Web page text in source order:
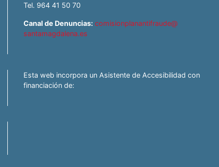
Tel. 964 41 50 70
Canal de Denuncias: comisionplanantifraude@
santamagdalena.es
Esta web incorpora un Asistente de Accesibilidad con
financiación de: